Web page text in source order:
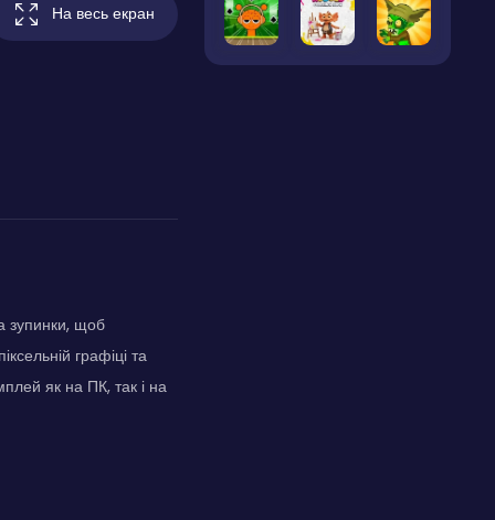
На весь екран
зупинки, щоб
графіці та
як на ПК, так і на